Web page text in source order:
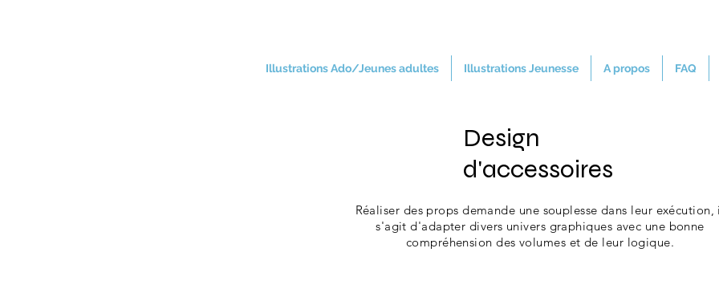
Illustrations Ado/Jeunes adultes Illustrations Jeunesse A propos FAQ
Design
d'accessoires
Réaliser des props demande une souplesse dans leur exécution,
s'agit d'adapter divers univers graphiques avec une bonne
compréhension des volumes et de leur logique.